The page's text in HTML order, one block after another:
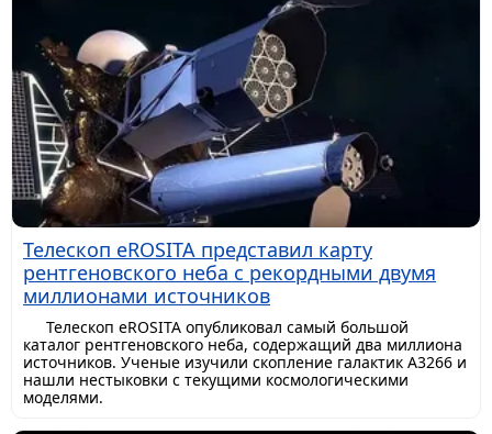
Телескоп eROSITA представил карту
рентгеновского неба с рекордными двумя
миллионами источников
Телескоп eROSITA опубликовал самый большой
каталог рентгеновского неба, содержащий два миллиона
источников. Ученые изучили скопление галактик A3266 и
нашли нестыковки с текущими космологическими
моделями.